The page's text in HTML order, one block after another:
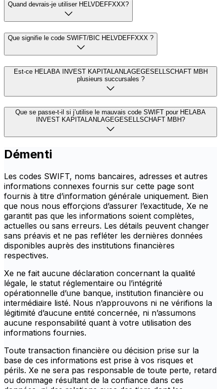
Quand devrais-je utiliser HELVDEFFXXX?
Que signifie le code SWIFT/BIC HELVDEFFXXX ?
Est-ce HELABA INVEST KAPITALANLAGEGESELLSCHAFT MBH
plusieurs succursales ?
Que se passe-t-il si j’utilise le mauvais code SWIFT pour HELABA
INVEST KAPITALANLAGEGESELLSCHAFT MBH?
Démenti
Les codes SWIFT, noms bancaires, adresses et autres
informations connexes fournis sur cette page sont
fournis à titre d’information générale uniquement. Bien
que nous nous efforçions d’assurer l’exactitude, Xe ne
garantit pas que les informations soient complètes,
actuelles ou sans erreurs. Les détails peuvent changer
sans préavis et ne pas refléter les dernières données
disponibles auprès des institutions financières
respectives.
Xe ne fait aucune déclaration concernant la qualité
légale, le statut réglementaire ou l’intégrité
opérationnelle d’une banque, institution financière ou
intermédiaire listé. Nous n’approuvons ni ne vérifions la
légitimité d’aucune entité concernée, ni n’assumons
aucune responsabilité quant à votre utilisation des
informations fournies.
Toute transaction financière ou décision prise sur la
base de ces informations est prise à vos risques et
périls. Xe ne sera pas responsable de toute perte, retard
ou dommage résultant de la confiance dans ces